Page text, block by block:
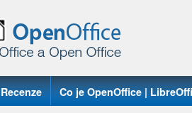
Recenze Co je OpenOffice |